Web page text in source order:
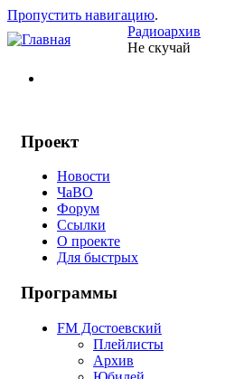
Пропустить навигацию.
Радиоархив
Не скучай
Проект
Новости
ЧаВО
Форум
Ссылки
О проекте
Для быстрых
Программы
FM Достоевский
Плейлисты
Архив